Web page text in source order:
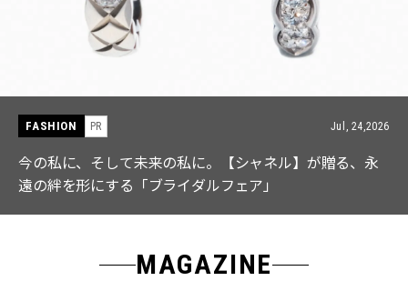
FASHION PR Jul, 15,2026
【ICB】人気インフルエンサーと共同制作! 週5で着たく
なる「名品ブラウス」２選
MAGAZINE